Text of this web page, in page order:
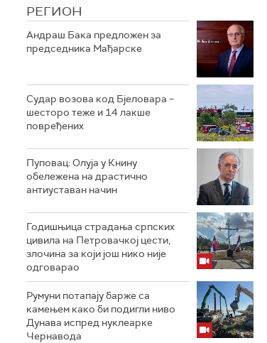
РЕГИОН
Андраш Бакa предложен за
председника Мађарске
Судар возова код Бјеловара –
шесторо теже и 14 лакше
повређених
Пуповац: Олуја у Книну
обележена на драстично
антиуставан начин
Годишњица страдања српских
цивила на Петровачкој цести,
злочина за који још нико није
одговарао
Румуни потапају барже са
камењем како би подигли ниво
Дунава испред нуклеарке
Чернавода